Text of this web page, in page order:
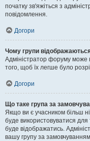
початку зв'яжіться з
повідомлення.
Догори
Чому групи
Адміністратор форуму може
того, щоб їх легше було
Догори
Що таке група за
Якщо ви є учасником більш
буде використовуватися
буде відображатись.
вашу групу за